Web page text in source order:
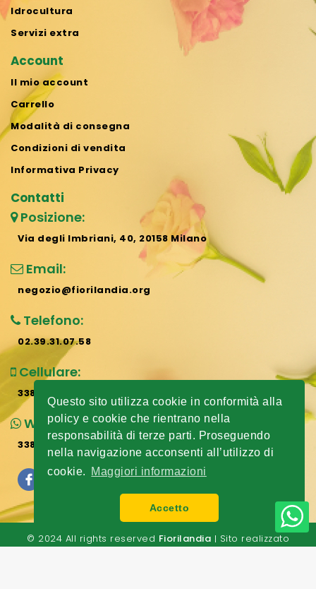
Questo sito utilizza cookie in conformità alla
policy e cookie che rientrano nella
responsabilità di terze parti. Proseguendo
nella navigazione acconsenti all’utilizzo di
cookie.
Maggiori informazioni
Accetto
Idrocultura
Servizi extra
Account
Il mio account
Carrello
Modalità di consegna
Condizioni di vendita
Informativa Privacy
Contatti
Posizione:
Via degli Imbriani, 40, 20158 Milano
Email:
negozio@fiorilandia.org
Telefono:
02.39.31.07.58
Cellulare:
338.807.73.07
Whatsapp:
338.807.73.07
© 2024 All rights reserved Fiorilandia | Sito realizzato